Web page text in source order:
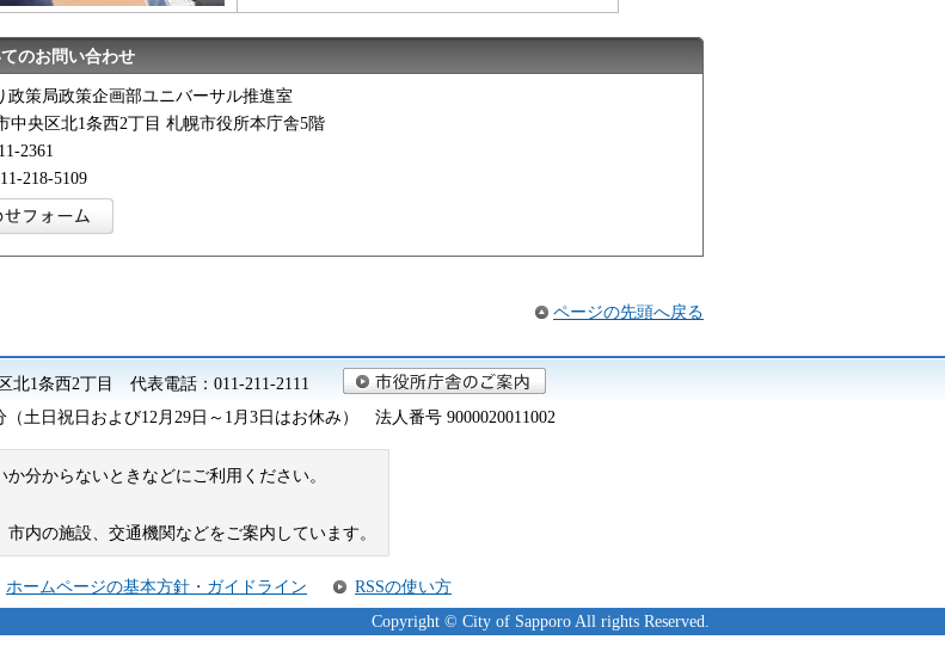
のお問い合わせ
政策局政策企画部ユニバーサル推進室
中央区北1条西2丁目 札幌市役所本庁舎5階
2361
218-5109
ページの先頭へ戻る
北1条西2丁目 代表電話：011-211-2111
土日祝日および12月29日～1月3日はお休み） 法人番号 9000020011002
分からないときなどにご利用ください。
内の施設、交通機関などをご案内しています。
ホームページの基本方針・ガイドライン
RSSの使い方
Copyright © City of Sapporo All rights Reserved.